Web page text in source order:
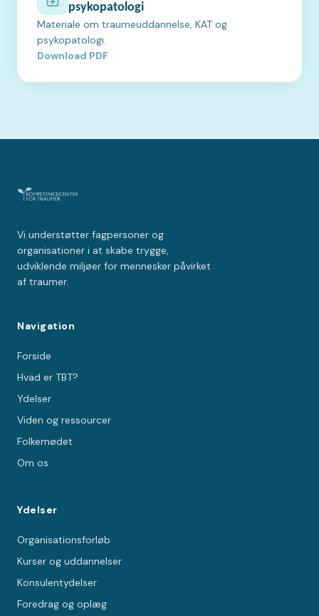
psykopatologi
Materiale om traumeuddannelse, KAT og
psykopatologi.
Download PDF
Vi understøtter fagpersoner og
organisationer i at skabe trygge,
udviklende miljøer for mennesker påvirket
af traumer.
Navigation
Forside
Hvad er TBT?
Ydelser
Viden og ressourcer
Folkemødet
Om os
Ydelser
Organisationsforløb
Kurser og uddannelser
Konsulentydelser
Foredrag og oplæg